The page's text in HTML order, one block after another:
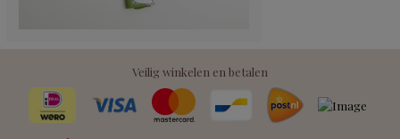
Veilig winkelen en betalen